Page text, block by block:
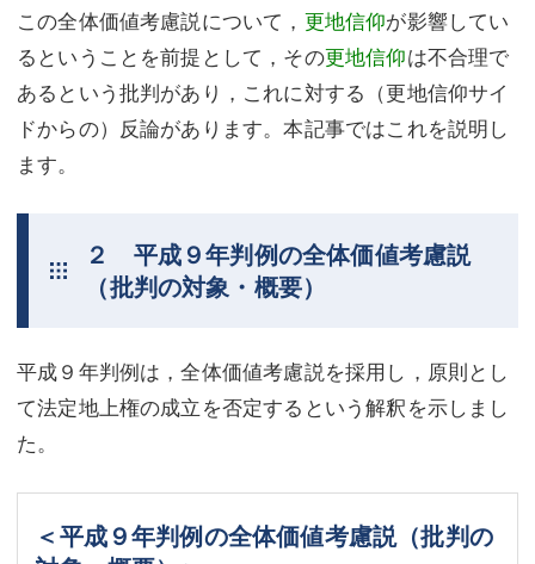
アクセス
東京事務所 (新宿・四谷)
埼玉事務所 (さいたま市)
川口事務所（埼玉県川口市）
東京事務所 (新宿・四谷)
埼玉事務所 (さいたま市)
川口事務所（埼玉県川口市）
お問い合せフォーム
この全体価値考慮説について， 更地信仰が影響してい
るということを前提として，その更地信仰は不合理で
あるという批判があり，これに対する（更地信仰サイ
ドからの）反論があります。本記事ではこれを説明し
ます。
２ 平成９年判例の全体価値考慮説
（批判の対象・概要）
平成９年判例は，全体価値考慮説を採用し，原則とし
て法定地上権の成立を否定するという解釈を示しまし
た。
＜平成９年判例の全体価値考慮説（批判の